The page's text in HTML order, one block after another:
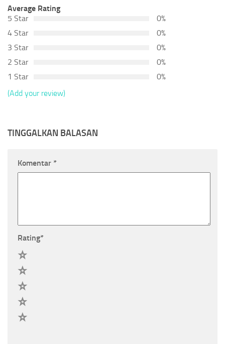
Average Rating
5 Star
0%
4 Star
0%
3 Star
0%
2 Star
0%
1 Star
0%
(Add your review)
TINGGALKAN BALASAN
Komentar *
Rating*